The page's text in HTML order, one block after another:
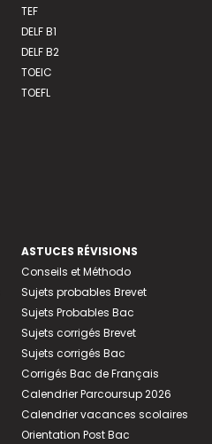
TEF
DELF B1
DELF B2
TOEIC
TOEFL
ASTUCES RÉVISIONS
Conseils et Méthodo
Sujets probables Brevet
Sujets Probables Bac
Sujets corrigés Brevet
Sujets corrigés Bac
Corrigés Bac de Français
Calendrier Parcoursup 2026
Calendrier vacances scolaires
Orientation Post Bac